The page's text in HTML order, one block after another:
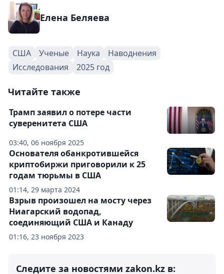
Елена Беляева
США Ученые Наука
Наводнения
Исследования
2025 год
Читайте также
03:40, 06 ноября 2025
Трамп заявил о потере части
суверенитета США
01:14, 29 марта 2024
Основателя обанкротившейся
криптобиржи приговорили к 25
годам тюрьмы в США
01:16, 23 ноября 2023
Взрыв произошел на мосту через
Ниагарский водопад,
соединяющий США и Канаду
Следите за новостями zakon.kz в: